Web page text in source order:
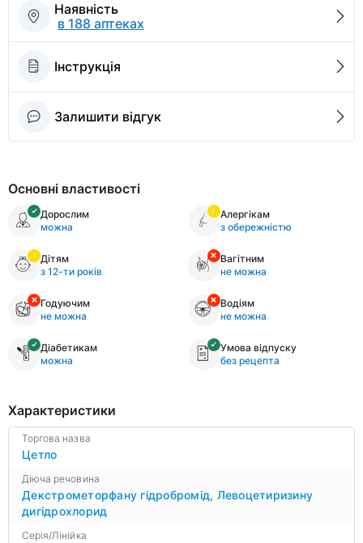
Наявність
в 188 аптеках
Інструкція
Залишити відгук
Основні властивості
Дорослим
можна
Алергікам
з обережністю
Дітям
з 12-ти років
Вагітним
не можна
Годуючим
не можна
Водіям
не можна
Діабетикам
можна
Умова відпуску
без рецепта
Характеристики
Торгова назва
Цетло
Діюча речовина
Декстрометорфану гідробромід, Левоцетиризину
дигідрохлорид
Серія/Лінійка